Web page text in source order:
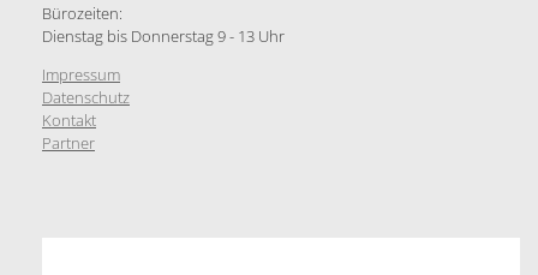
Bürozeiten:
Dienstag bis Donnerstag 9 - 13 Uhr
Impressum
Datenschutz
Kontakt
Partner